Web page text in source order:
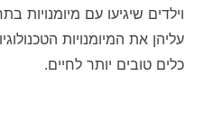
וילדים שיגיעו עם מיומנויות
עליהן את המיומנויות
כלים טובים יותר לחיים.